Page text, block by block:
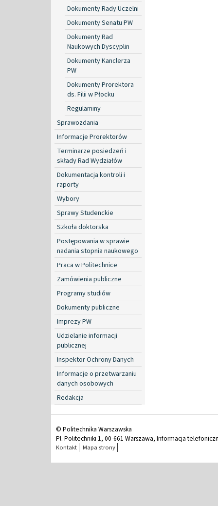
Dokumenty Rady Uczelni
Dokumenty Senatu PW
Dokumenty Rad
Naukowych Dyscyplin
Dokumenty Kanclerza
PW
Dokumenty Prorektora
ds. Filii w Płocku
Regulaminy
Sprawozdania
Informacje Prorektorów
Terminarze posiedzeń i
składy Rad Wydziałów
Dokumentacja kontroli i
raporty
Wybory
Sprawy Studenckie
Szkoła doktorska
Postępowania w sprawie
nadania stopnia naukowego
Praca w Politechnice
Zamówienia publiczne
Programy studiów
Dokumenty publiczne
Imprezy PW
Udzielanie informacji
publicznej
Inspektor Ochrony Danych
Informacje o przetwarzaniu
danych osobowych
Redakcja
© Politechnika Warszawska
Pl. Politechniki 1, 00-661 Warszawa, Informacja
Kontakt Mapa strony